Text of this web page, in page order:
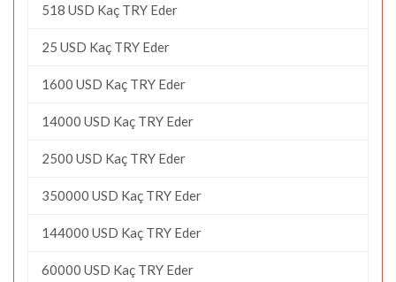
518 USD Kaç TRY Eder
25 USD Kaç TRY Eder
1600 USD Kaç TRY Eder
14000 USD Kaç TRY Eder
2500 USD Kaç TRY Eder
350000 USD Kaç TRY Eder
144000 USD Kaç TRY Eder
60000 USD Kaç TRY Eder